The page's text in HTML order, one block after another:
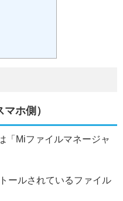
ホ側）
「Miファイルマネージャ
ールされているファイル